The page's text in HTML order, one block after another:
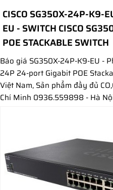
CISCO SG350X-24P-K9-
EU - SWITCH CISCO
POE STACKABLE SWITCH
Báo giá SG350X-24P-K9-EU -
24P 24-port Gigabit POE
Việt Nam, Sản phẩm đầy đủ
Chí Minh 0936.559898 - Hà